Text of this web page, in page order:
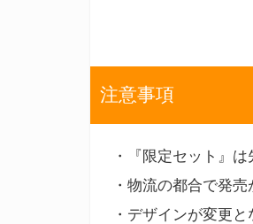
注意事項
・『限定セット』
・物流の都合で発
・デザインが変更